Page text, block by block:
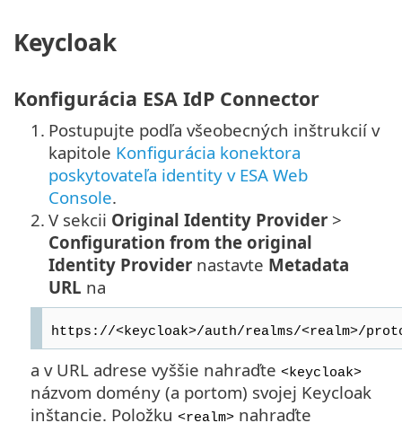
Keycloak
Konfigurácia ESA IdP Connector
1. Postupujte podľa všeobecných inštrukcií v
kapitole Konfigurácia konektora
poskytovateľa identity v ESA Web
Console.
2. V sekcii Original Identity Provider >
Configuration from the original
Identity Provider nastavte Metadata
URL na
https://<keycloak>/auth/realms/<realm>/
a v URL adrese vyššie nahraďte <keycloak>
názvom domény (a portom) svojej Keycloak
inštancie. Položku <realm> nahraďte